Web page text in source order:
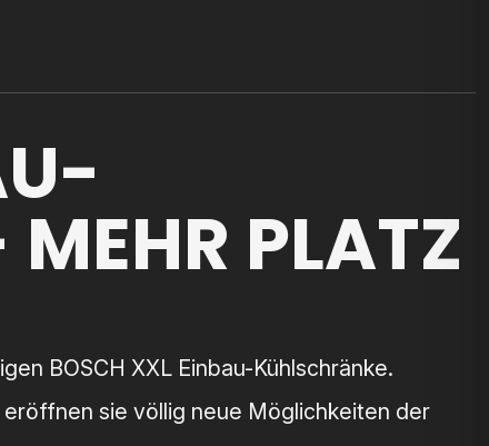
PLATZ
BOSCH XXL Einbau-Kühlschränke.
sie völlig neue Möglichkeiten der